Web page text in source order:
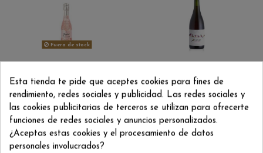
Fuera de stock
ROSE BENJAMIN 20 CL
Esta tienda te pide que aceptes cookies para fines de
rendimiento, redes sociales y publicidad. Las redes sociales y
las cookies publicitarias de terceros se utilizan para ofrecerte
funciones de redes sociales y anuncios personalizados.
¿Aceptas estas cookies y el procesamiento de datos
personales involucrados?